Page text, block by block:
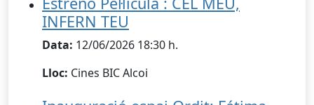
INFERN TEU
Data: 12/06/2026 18:30 h.
Lloc: Cines BIC Alcoi